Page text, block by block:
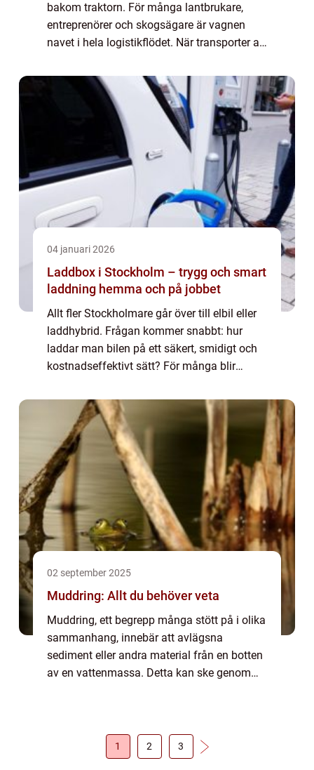
bakom traktorn. För många lantbrukare,
entreprenörer och skogsägare är vagnen
navet i hela logistikflödet. När transporter av
04 januari 2026
Laddbox i Stockholm – trygg och smart
laddning hemma och på jobbet
Allt fler Stockholmare går över till elbil eller
laddhybrid. Frågan kommer snabbt: hur
laddar man bilen på ett säkert, smidigt och
kostnadseffektivt sätt? För många blir
02 september 2025
Muddring: Allt du behöver veta
Muddring, ett begrepp många stött på i olika
sammanhang, innebär att avlägsna
sediment eller andra material från en botten
av en vattenmassa. Detta kan ske genom
1 2 3